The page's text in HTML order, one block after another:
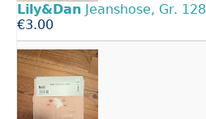
Lily&Dan Jeanshose, Gr. 128
€3.00